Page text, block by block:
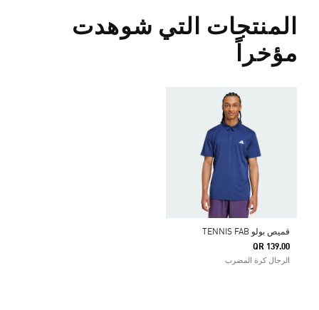
المنتجات التي شوهدت
مؤخراً
قميص بولو TENNIS FAB
QR 139.00
الرجال كرة المضرب